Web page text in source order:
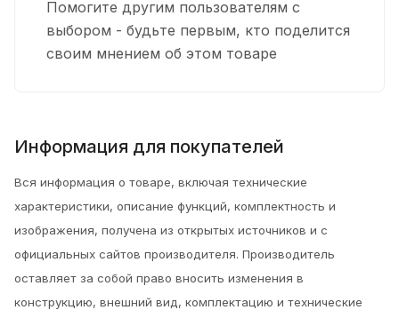
Помогите другим пользователям с
выбором - будьте первым, кто поделится
своим мнением об этом товаре
Информация для покупателей
Вся информация о товаре, включая технические
характеристики, описание функций, комплектность и
изображения, получена из открытых источников и с
официальных сайтов производителя. Производитель
оставляет за собой право вносить изменения в
конструкцию, внешний вид, комплектацию и технические